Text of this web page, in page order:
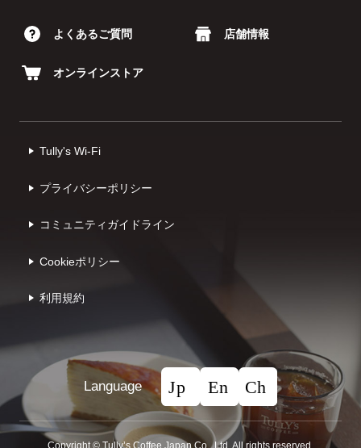
よくあるご質問 店舗情報
オンラインストア
Tully's Wi-Fi
プライバシーポリシー
コミュニティガイドライン
Cookieポリシー
利⽤規約
Language
Copyright © Tullyʼs Coffee Japan Co., Ltd. All rights reserved.